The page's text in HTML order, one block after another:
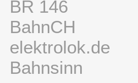
BR 146
BahnCH
elektrolok.de
Bahnsinn